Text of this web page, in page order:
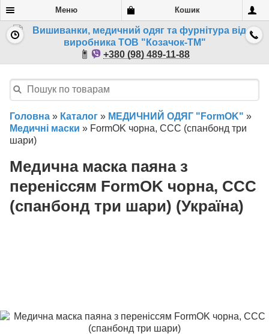
Меню Кошик
+380 (98) 489-11-88
Головна » Каталог » МЕДИЧНИЙ ОДЯГ "FormOK" »
Медичні маски » FormOK чорна, ССС (спанбонд три
шари)
Медична маска паяна з
переніссям FormOK чорна, ССС
(спанбонд три шари) (Україна)